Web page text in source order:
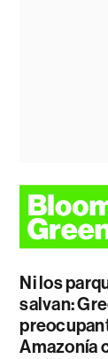
Ni los
salvan:
Amazonía